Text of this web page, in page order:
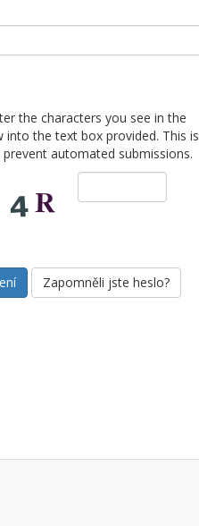
the characters you see in the
into the text box provided. This is
automated submissions.
Zapomněli jste heslo?